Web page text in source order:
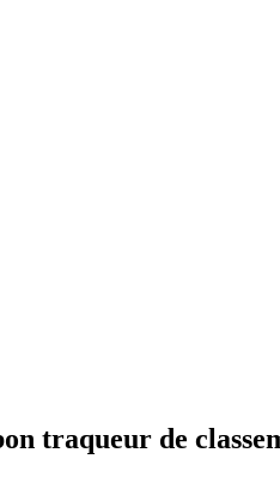
traqueur de